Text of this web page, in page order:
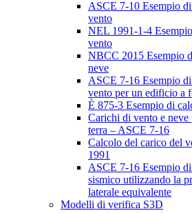
ASCE 7-10 Esempio
vento
NEL 1991-1-4
vento
NBCC 2015 Esempio
neve
ASCE 7-16 Esempio
vento per un edificio a
È 875-3 Esempio di
Carichi di vento e
terra – ASCE 7-16
Calcolo del carico del
1991
ASCE 7-16 Esempio
sismico utilizzando la
laterale equivalente
Modelli di verifica S3D